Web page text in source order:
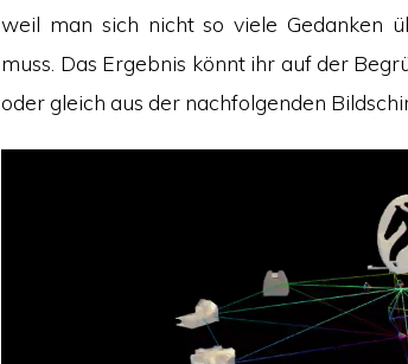
weil man sich nicht so viele Gedanken
muss. Das Ergebnis könnt ihr auf der
oder gleich aus der nachfolgenden